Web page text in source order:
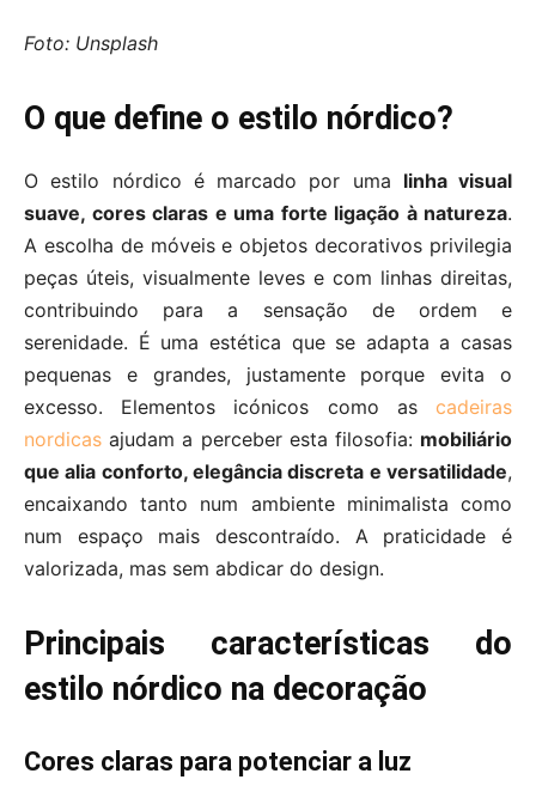
Foto: Unsplash
O que define o estilo nórdico?
O estilo nórdico é marcado por uma linha visual
suave, cores claras e uma forte ligação à natureza.
A escolha de móveis e objetos decorativos privilegia
peças úteis, visualmente leves e com linhas direitas,
contribuindo para a sensação de ordem e
serenidade. É uma estética que se adapta a casas
pequenas e grandes, justamente porque evita o
excesso. Elementos icónicos como as cadeiras
nordicas ajudam a perceber esta filosofia: mobiliário
que alia conforto, elegância discreta e versatilidade,
encaixando tanto num ambiente minimalista como
num espaço mais descontraído. A praticidade é
valorizada, mas sem abdicar do design.
Principais características do
estilo nórdico na decoração
Cores claras para potenciar a luz